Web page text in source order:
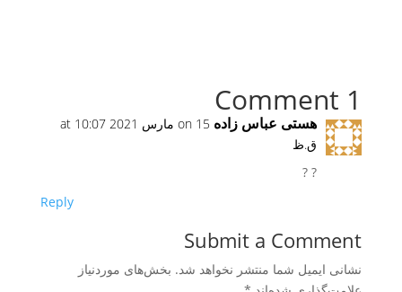
1 Comment
هستی عباس زاده
on 15 مارس 2021 at 10:07
ق.ظ
? ?
Reply
Submit a Comment
نشانی ایمیل شما منتشر نخواهد شد. بخش‌های موردنیاز